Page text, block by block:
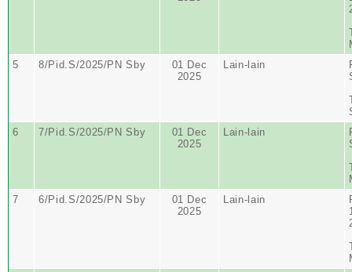
5
8/Pid.S/2025/PN Sby
01 Dec
2025
Lain-lain
6
7/Pid.S/2025/PN Sby
01 Dec
2025
Lain-lain
7
6/Pid.S/2025/PN Sby
01 Dec
2025
Lain-lain